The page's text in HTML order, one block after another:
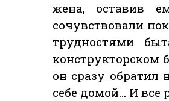
жена, оставив
сочувствовали
трудностями
конструкторском
он сразу обратил
себе домой… И все